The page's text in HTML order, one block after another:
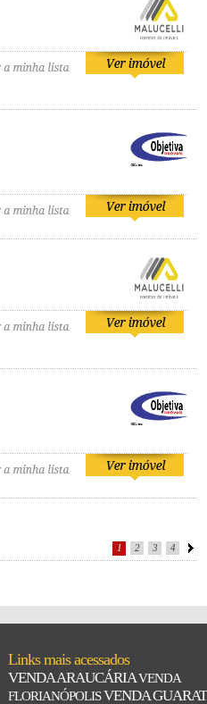
1 2 3 4
Links mais acessados
VENDA ARAUCÁRIAVENDA
FLORIANÓPOLISVENDA